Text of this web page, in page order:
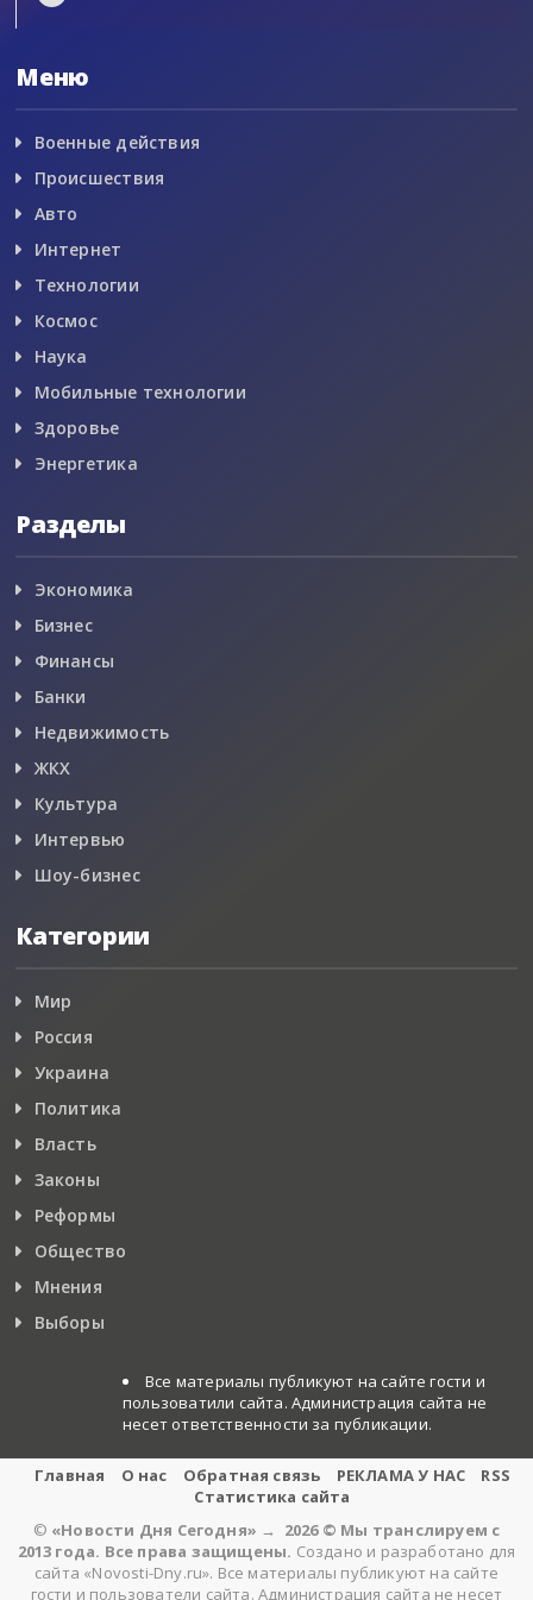
Меню
Военные действия
Происшествия
Авто
Интернет
Технологии
Космос
Наука
Мобильные технологии
Здоровье
Энергетика
Разделы
Экономика
Бизнес
Финансы
Банки
Недвижимость
ЖКХ
Культура
Интервью
Шоу-бизнес
Категории
Мир
Россия
Украина
Политика
Власть
Законы
Реформы
Общество
Мнения
Выборы
Все материалы публикуют на сайте гости и
пользоватили сайта. Администрация сайта не
несет ответственности за публикации.
Главная О нас Обратная связь РЕКЛАМА У НАС
RSS
Статистика сайта
© «Новости Дня Сегодня» → 2026© Мы транслируем с
2013 года. Все права защищены. Создано и разработано для
сайта «Novosti-Dny.ru». Все материалы публикуют на сайте
гости и пользователи сайта. Администрация сайта не несет